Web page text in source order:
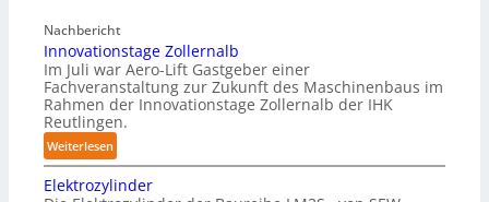
e
i
e
u
n
d
k
o
g
a
z
n
-
B
e
l
Nachbericht
Innovationstage Zollernalb
Im Juli war Aero-Lift Gastgeber einer
Fachveranstaltung zur Zukunft des Maschinenbaus im
Rahmen der Innovationstage Zollernalb der IHK
Reutlingen.
Weiterlesen:
I
n
Elektrozylinder